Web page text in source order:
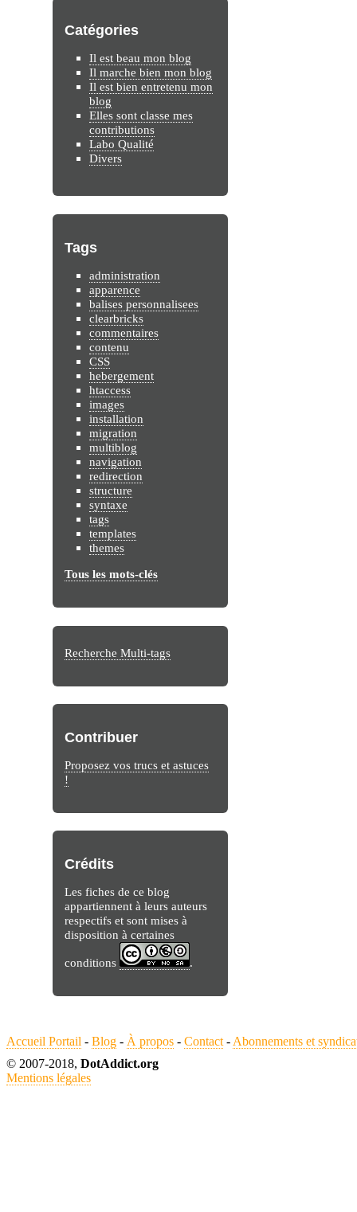
Catégories
Il est beau mon blog
Il marche bien mon blog
Il est bien entretenu mon
blog
Elles sont classe mes
contributions
Labo Qualité
Divers
Tags
administration
apparence
balises personnalisees
clearbricks
commentaires
contenu
CSS
hebergement
htaccess
images
installation
migration
multiblog
navigation
redirection
structure
syntaxe
tags
templates
themes
Tous les mots-clés
Recherche Multi-tags
Contribuer
Proposez vos trucs et astuces
!
Crédits
Les fiches de ce blog
appartiennent à leurs auteurs
respectifs et sont mises à
disposition à certaines
conditions .
Accueil Portail - Blog - À propos - Contact - Abonnements et
© 2007-2018, DotAddict.org
Mentions légales